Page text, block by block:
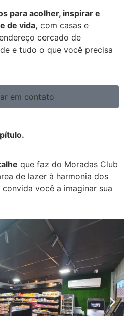
para acolher, inspirar e
de vida, com casas e
cercado de
e tudo o que você precisa
em contato
que faz do Moradas Club
de lazer à harmonia dos
você a imaginar sua